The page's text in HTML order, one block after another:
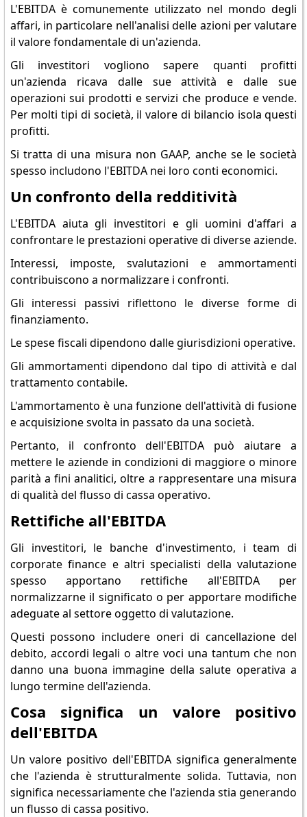
L'EBITDA è comunemente utilizzato nel mondo degli
affari, in particolare nell'analisi delle azioni per valutare
il valore fondamentale di un'azienda.
Gli investitori vogliono sapere quanti profitti
un'azienda ricava dalle sue attività e dalle sue
operazioni sui prodotti e servizi che produce e vende.
Per molti tipi di società, il valore di bilancio isola questi
profitti.
Si tratta di una misura non GAAP, anche se le società
spesso includono l'EBITDA nei loro conti economici.
Un confronto della redditività
L'EBITDA aiuta gli investitori e gli uomini d'affari a
confrontare le prestazioni operative di diverse aziende.
Interessi, imposte, svalutazioni e ammortamenti
contribuiscono a normalizzare i confronti.
Gli interessi passivi riflettono le diverse forme di
finanziamento.
Le spese fiscali dipendono dalle giurisdizioni operative.
Gli ammortamenti dipendono dal tipo di attività e dal
trattamento contabile.
L'ammortamento è una funzione dell'attività di fusione
e acquisizione svolta in passato da una società.
Pertanto, il confronto dell'EBITDA può aiutare a
mettere le aziende in condizioni di maggiore o minore
parità a fini analitici, oltre a rappresentare una misura
di qualità del flusso di cassa operativo.
Rettifiche all'EBITDA
Gli investitori, le banche d'investimento, i team di
corporate finance e altri specialisti della valutazione
spesso apportano rettifiche all'EBITDA per
normalizzarne il significato o per apportare modifiche
adeguate al settore oggetto di valutazione.
Questi possono includere oneri di cancellazione del
debito, accordi legali o altre voci una tantum che non
danno una buona immagine della salute operativa a
lungo termine dell'azienda.
Cosa significa un valore positivo
dell'EBITDA
Un valore positivo dell'EBITDA significa generalmente
che l'azienda è strutturalmente solida. Tuttavia, non
significa necessariamente che l'azienda stia generando
un flusso di cassa positivo.